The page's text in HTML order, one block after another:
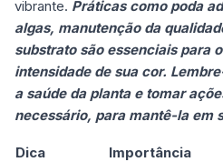
vibrante. Práticas como poda
algas, manutenção da
substrato são essenciais para
intensidade de sua cor.
a saúde da planta e tomar
necessário, para mantê-la em
Dica
Importância